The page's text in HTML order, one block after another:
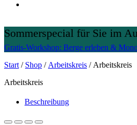
Sommerspecial für Sie im
Gratis-Workshop: Berge erleben &
Start / Shop / Arbeitskreis / Arbeitskreis
Arbeitskreis
Beschreibung